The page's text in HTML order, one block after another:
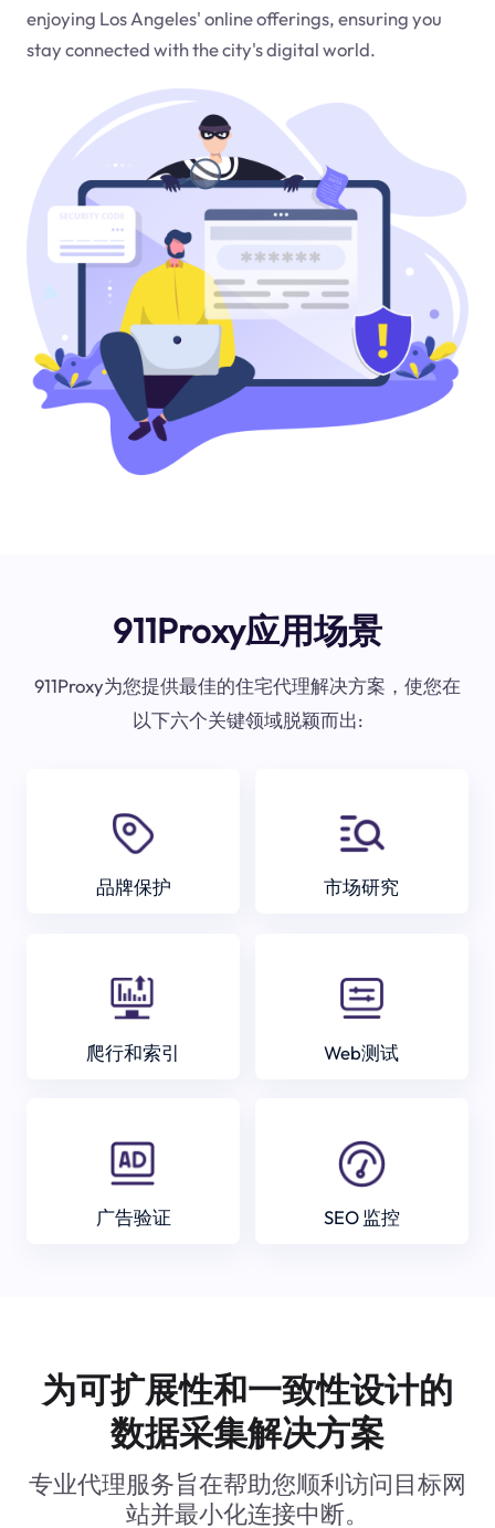
enjoying Los Angeles' online offerings, ensuring you
stay connected with the city's digital world.
911Proxy应用场景
911Proxy为您提供最佳的住宅代理解决方案，使您在
以下六个关键领域脱颖而出:
品牌保护 市场研究
爬行和索引 Web测试
广告验证 SEO 监控
为可扩展性和一致性设计的
数据采集解决方案
专业代理服务旨在帮助您顺利访问目标网
站并最小化连接中断。